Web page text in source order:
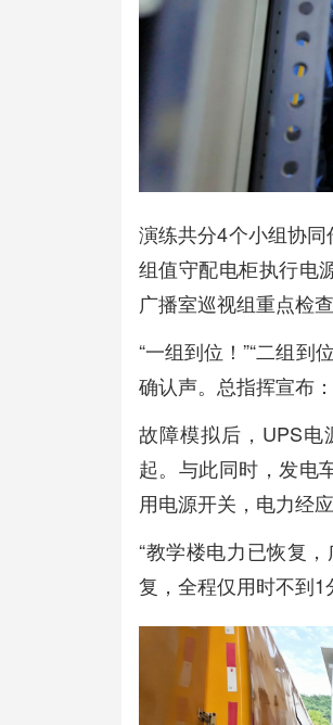
演练共分4个小组协
组值守配电柜执行电
广播室巡视组重点检
“一组到位！”“二组到
确认声。总指挥宣布
故障模拟后，UPS
起。与此同时，发电
用电源开关，电力经
“教学楼电力已恢复
复，全程仅用时不到1